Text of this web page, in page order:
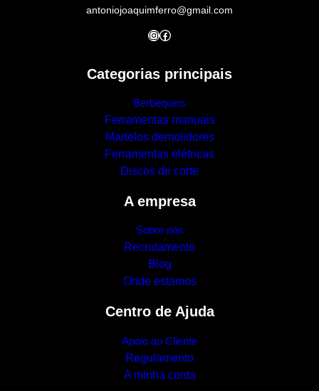
antoniojoaquimferro@gmail.com
InstagramFacebook
Categorias principais
Berbequins
Ferramentas manuais
Martelos demolidores
Ferramentas elétricas
Discos de corte
A empresa
Sobre nós
Recrutamento
Blog
Onde estamos
Centro de Ajuda
Apoio ao Cliente
Regulamento
A minha conta